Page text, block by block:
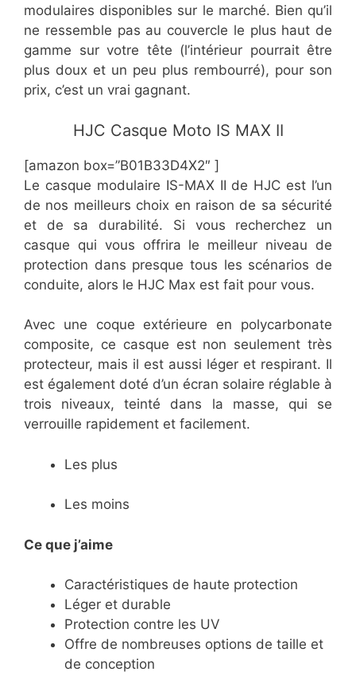
modulaires disponibles sur le marché. Bien qu’il
ne ressemble pas au couvercle le plus haut de
gamme sur votre tête (l’intérieur pourrait être
plus doux et un peu plus rembourré), pour son
prix, c’est un vrai gagnant.
​HJC Casque Moto IS MAX II
[amazon box=”​​B01B33D4X2″ ]
Le casque modulaire IS-MAX II de HJC est l’un
de nos meilleurs choix en raison de sa sécurité
et de sa durabilité. Si vous recherchez un
casque qui vous offrira le meilleur niveau de
protection dans presque tous les scénarios de
conduite, alors le HJC Max est fait pour vous.
Avec une coque extérieure en polycarbonate
composite, ce casque est non seulement très
protecteur, mais il est aussi léger et respirant. Il
est également doté d’un écran solaire réglable à
trois niveaux, teinté dans la masse, qui se
verrouille rapidement et facilement.
Les plus
Les moins
Ce que j’aime
​Caractéristiques de haute protection
​Léger et durable
​Protection contre les UV
​Offre de nombreuses options de taille et
de conception